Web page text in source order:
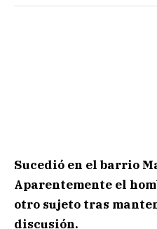
Sucedió en el barrio
Aparentemente el
otro sujeto tras
discusión.